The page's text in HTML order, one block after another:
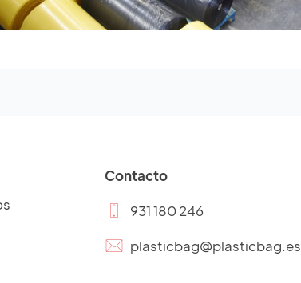
Contacto
931 180 246
plasticbag@plasticbag.es